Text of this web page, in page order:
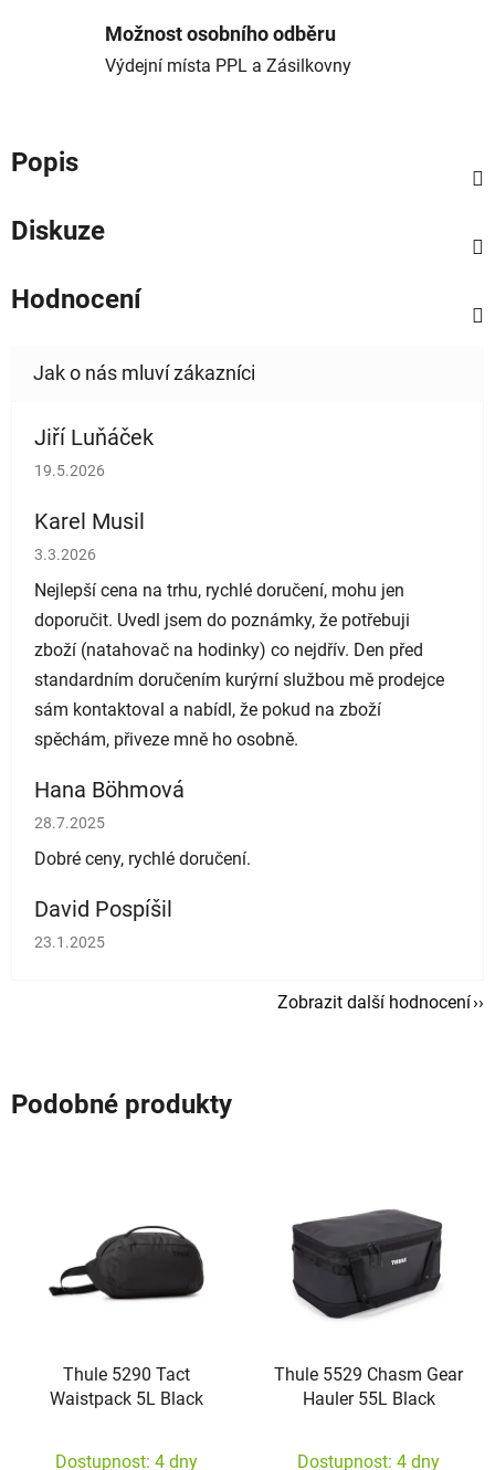
Možnost osobního odběru
Výdejní místa PPL a Zásilkovny
Popis
Diskuze
Hodnocení
Jiří Luňáček
Hodnocení obchodu je 5 z 5 hvězdiček.
19.5.2026
Karel Musil
Hodnocení obchodu je 5 z 5 hvězdiček.
3.3.2026
Nejlepší cena na trhu, rychlé doručení, mohu jen
doporučit. Uvedl jsem do poznámky, že potřebuji
zboží (natahovač na hodinky) co nejdřív. Den před
standardním doručením kurýrní službou mě prodejce
sám kontaktoval a nabídl, že pokud na zboží
spěchám, přiveze mně ho osobně.
Hana Böhmová
Hodnocení obchodu je 5 z 5 hvězdiček.
28.7.2025
Dobré ceny, rychlé doručení.
David Pospíšil
Hodnocení obchodu je 5 z 5 hvězdiček.
23.1.2025
Zobrazit další hodnocení
Podobné produkty
Thule 5290 Tact
Waistpack 5L Black
Dostupnost: 4 dny
Thule 5529 Chasm Gear
Hauler 55L Black
Dostupnost: 4 dny